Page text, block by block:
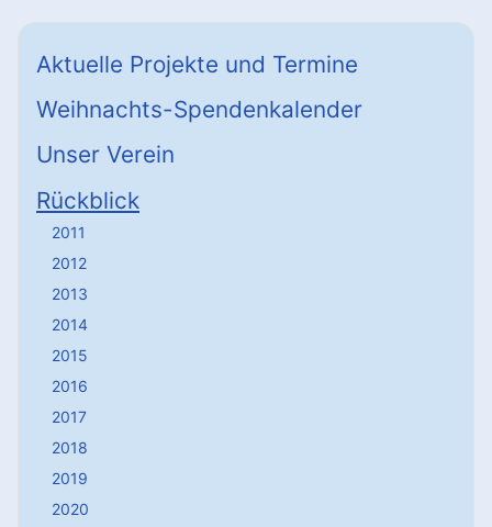
Aktuelle Projekte und Termine
Weihnachts-Spendenkalender
Unser Verein
Rückblick
2011
2012
2013
2014
2015
2016
2017
2018
2019
2020